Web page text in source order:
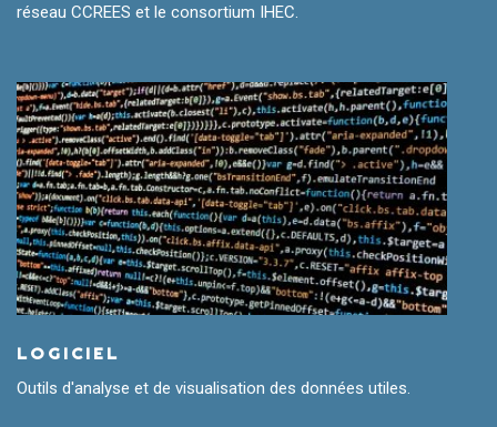
réseau CCREES et le consortium IHEC.
LOGICIEL
Outils d'analyse et de visualisation des données utiles.